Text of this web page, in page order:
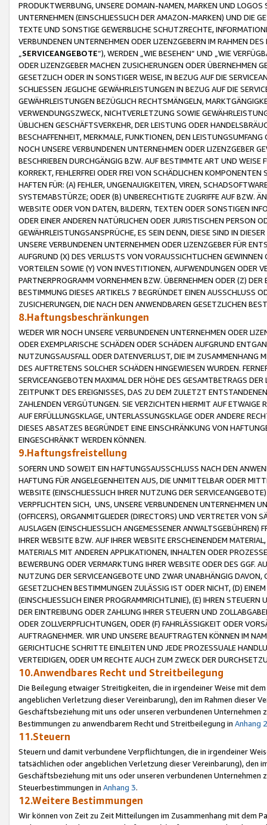
PRODUKTWERBUNG, UNSERE DOMAIN-NAMEN, MARKEN UND
UNTERNEHMEN (EINSCHLIESSLICH DER AMAZON-MARKEN) UND DIE
TEXTE UND SONSTIGE GEWERBLICHE SCHUTZRECHTE,
VERBUNDENEN UNTERNEHMEN ODER LIZENZGEBERN IM RAHMEN
SERVICEANGEBOTE“), WERDEN „WIE BESEHEN“ UND „WIE
ODER LIZENZGEBER MACHEN ZUSICHERUNGEN ODER ÜBERNEHMEN
GESETZLICH ODER IN SONSTIGER WEISE, IN BEZUG AUF DIE
SCHLIESSEN JEGLICHE GEWÄHRLEISTUNGEN IN BEZUG AUF DIE
GEWÄHRLEISTUNGEN BEZÜGLICH RECHTSMÄNGELN,
VERWENDUNGSZWECK, NICHTVERLETZUNG SOWIE
ÜBLICHEN GESCHÄFTSVERKEHR, DER LEISTUNG ODER
BESCHAFFENHEIT, MERKMALE, FUNKTIONEN, DEN
NOCH UNSERE VERBUNDENEN UNTERNEHMEN ODER LIZENZGEBER
BESCHRIEBEN DURCHGÄNGIG BZW. AUF BESTIMMTE ART UND
KORREKT, FEHLERFREI ODER FREI VON SCHÄDLICHEN
HAFTEN FÜR: (A) FEHLER, UNGENAUIGKEITEN, VIREN,
SYSTEMABSTÜRZE; ODER (B) UNBERECHTIGTE ZUGRIFFE AUF BZW.
WEBSITE ODER VON DATEN, BILDERN, TEXTEN ODER SONSTIGEN
ODER EINER ANDEREN NATÜRLICHEN ODER JURISTISCHEN PERSON
GEWÄHRLEISTUNGSANSPRÜCHE, ES SEIN DENN, DIESE SIND IN
UNSERE VERBUNDENEN UNTERNEHMEN ODER LIZENZGEBER FÜR
AUFGRUND (X) DES VERLUSTS VON VORAUSSICHTLICHEN
VORTEILEN SOWIE (Y) VON INVESTITIONEN, AUFWENDUNGEN ODER
PARTNERPROGRAMM VORNEHMEN BZW. ÜBERNEHMEN ODER (Z)
BESTIMMUNG DIESES ARTIKELS 7 BEGRÜNDET EINEN AUSSCHLUSS
ZUSICHERUNGEN, DIE NACH DEN ANWENDBAREN GESETZLICHEN
8.Haftungsbeschränkungen
WEDER WIR NOCH UNSERE VERBUNDENEN UNTERNEHMEN ODER
ODER EXEMPLARISCHE SCHÄDEN ODER SCHÄDEN AUFGRUND
NUTZUNGSAUSFALL ODER DATENVERLUST, DIE IM ZUSAMMENHANG
DES AUFTRETENS SOLCHER SCHÄDEN HINGEWIESEN WURDEN.
SERVICEANGEBOTEN MAXIMAL DER HÖHE DES GESAMTBETRAGS
ZEITPUNKT DES EREIGNISSES, DAS ZU DEM ZULETZT
ZAHLENDEN VERGÜTUNGEN. SIE VERZICHTEN HIERMIT AUF
AUF ERFÜLLUNGSKLAGE, UNTERLASSUNGSKLAGE ODER ANDERE
DIESES ABSATZES BEGRÜNDET EINE EINSCHRÄNKUNG VON
EINGESCHRÄNKT WERDEN KÖNNEN.
9.Haftungsfreistellung
SOFERN UND SOWEIT EIN HAFTUNGSAUSSCHLUSS NACH DEN
HAFTUNG FÜR ANGELEGENHEITEN AUS, DIE UNMITTELBAR ODER
WEBSITE (EINSCHLIESSLICH IHRER NUTZUNG DER
VERPFLICHTEN SICH, UNS, UNSERE VERBUNDENEN UNTERNEHMEN
(OFFICERS), ORGANMITGLIEDER (DIRECTORS) UND VERTRETER VON
AUSLAGEN (EINSCHLIESSLICH ANGEMESSENER
IHRER WEBSITE BZW. AUF IHRER WEBSITE ERSCHEINENDEM
MATERIALS MIT ANDEREN APPLIKATIONEN, INHALTEN ODER
BEWERBUNG ODER VERMARKTUNG IHRER WEBSITE ODER DES GGF.
NUTZUNG DER SERVICEANGEBOTE UND ZWAR UNABHÄNGIG
GESETZLICHEN BESTIMMUNGEN ZULÄSSIG IST ODER NICHT, (D)
(EINSCHLIESSLICH EINER PROGRAMMRICHTLINIE), (E) IHREN
DER EINTREIBUNG ODER ZAHLUNG IHRER STEUERN UND
ODER ZOLLVERPFLICHTUNGEN, ODER (F) FAHRLÄSSIGKEIT ODER
AUFTRAGNEHMER. WIR UND UNSERE BEAUFTRAGTEN KÖNNEN IM
GERICHTLICHE SCHRITTE EINLEITEN UND JEDE PROZESSUALE
VERTEIDIGEN, ODER UM RECHTE AUCH ZUM ZWECK DER
10.Anwendbares Recht und Streitbeilegung
Die Beilegung etwaiger Streitigkeiten, die in irgendeiner Weise mit
angeblichen Verletzung dieser Vereinbarung), den im Rahmen dieser
Geschäftsbeziehung mit uns oder unseren verbundenen
Bestimmungen zu anwendbarem Recht und Streitbeilegung in Anhang 2
11.Steuern
Steuern und damit verbundene Verpflichtungen, die in irgendeiner
tatsächlichen oder angeblichen Verletzung dieser Vereinbarung), den
Geschäftsbeziehung mit uns oder unseren verbundenen
Steuerbestimmungen in Anhang 3.
12.Weitere Bestimmungen
Wir können von Zeit zu Zeit Mitteilungen im Zusammenhang mit dem